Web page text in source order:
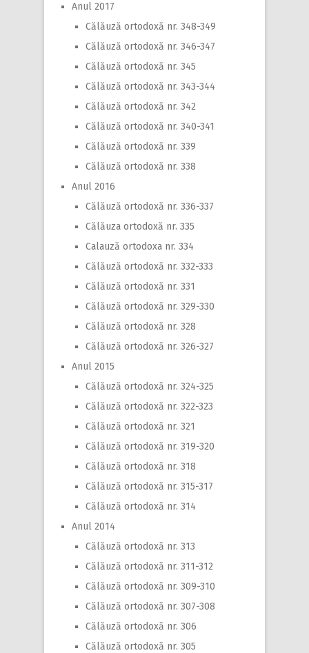
Anul 2017
Călăuză ortodoxă nr. 348-349
Călăuză ortodoxă nr. 346-347
Călăuză ortodoxă nr. 345
Călăuză ortodoxă nr. 343-344
Călăuză ortodoxă nr. 342
Călăuză ortodoxă nr. 340-341
Călăuză ortodoxă nr. 339
Călăuză ortodoxă nr. 338
Anul 2016
Călăuză ortodoxă nr. 336-337
Călăuza ortodoxă nr. 335
Calauză ortodoxa nr. 334
Călăuză ortodoxă nr. 332-333
Călăuză ortodoxă nr. 331
Călăuză ortodoxă nr. 329-330
Călăuză ortodoxă nr. 328
Călăuză ortodoxă nr. 326-327
Anul 2015
Călăuză ortodoxă nr. 324-325
Călăuză ortodoxă nr. 322-323
Călăuză ortodoxă nr. 321
Călăuză ortodoxă nr. 319-320
Călăuză ortodoxă nr. 318
Călăuză ortodoxă nr. 315-317
Călăuză ortodoxă nr. 314
Anul 2014
Călăuză ortodoxă nr. 313
Călăuză ortodoxă nr. 311-312
Călăuză ortodoxă nr. 309-310
Călăuză ortodoxă nr. 307-308
Călăuză ortodoxă nr. 306
Călăuză ortodoxă nr. 305